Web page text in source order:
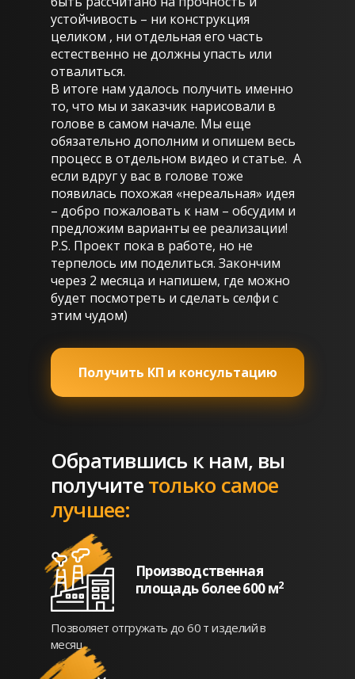
устойчивость – ни конструкция
целиком , ни отдельная его часть
естественно не должны упасть или
отвалиться.
В итоге нам удалось получить именно
то, что мы и заказчик нарисовали в
голове в самом начале. Мы еще
обязательно дополним и опишем весь
процесс в отдельном видео и статье. А
если вдруг у вас в голове тоже
появилась похожая «нереальная» идея
– добро пожаловать к нам – обсудим и
предложим варианты ее реализации!
P.S. Проект пока в работе, но не
терпелось им поделиться. Закончим
через 2 месяца и напишем, где можно
будет посмотреть и сделать селфи с
этим чудом)
Получить КП и консультацию
Обратившись к нам, вы
получитетолько самое
лучшее:
Производственная
площадь более 600 м2
Позволяет отгружать до 60 т изделий в
месяц.